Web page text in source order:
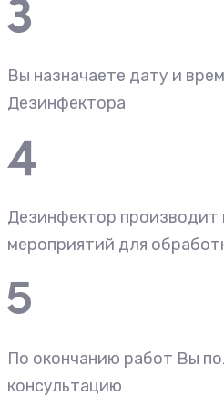
Вы назначаете дату и
Дезинфектора
Дезинфектор производит
мероприятий для
По окончанию работ Вы
консультацию